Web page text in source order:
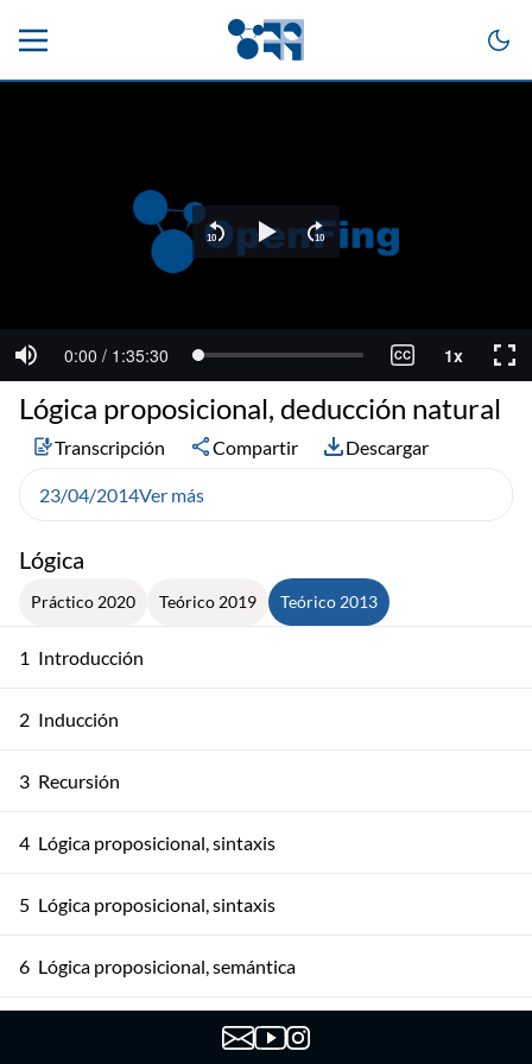
Lógica
Práctico 2020 Teórico 2019 Teórico 2013
1 Introducción
2 Inducción
3 Recursión
4 Lógica proposicional, sintaxis
5 Lógica proposicional, sintaxis
6 Lógica proposicional, semántica
Lógica proposicional, semántica
Lógica proposicional, deducción natural
Transcripción Compartir Descargar
23/04/2014Ver más